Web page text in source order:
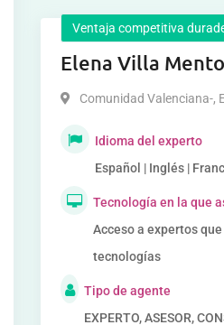
Ventaja competitiva
Elena Villa
Comunidad Valenciana-,
Idioma del experto
Español | Inglés |
Tecnología en la que
Acceso a expertos
tecnologías
Tipo de agente
EXPERTO, ASESOR,